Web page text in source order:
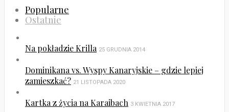
Popularne
Ostatnie
Na pokładzie Krilla 25 GRUDNIA 2014
Dominikana vs. Wyspy Kanaryjskie – gdzie lepiej
zamieszkać? 21 LISTOPADA 2020
Kartka z życia na Karaibach 3 KWIETNIA 2017